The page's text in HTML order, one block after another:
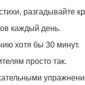
разгадывайте
каждый день.
хотя бы 30 минут.
просто так.